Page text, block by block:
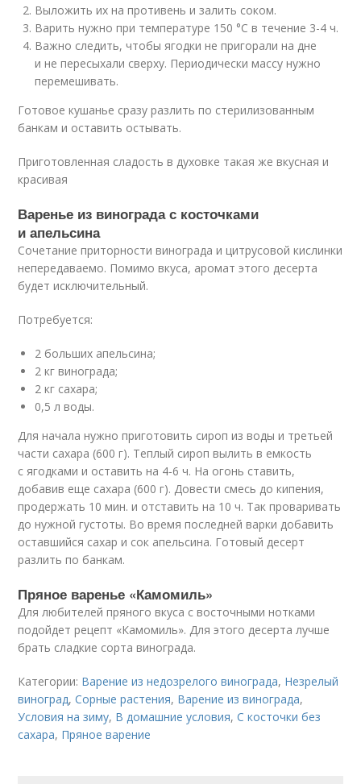
Выложить их на противень и залить соком.
Варить нужно при температуре 150 °С в течение 3-4 ч.
Важно следить, чтобы ягодки не пригорали на дне
и не пересыхали сверху. Периодически массу нужно
перемешивать.
Готовое кушанье сразу разлить по стерилизованным
банкам и оставить остывать.
Приготовленная сладость в духовке такая же вкусная и
красивая
Варенье из винограда с косточками
и апельсина
Сочетание приторности винограда и цитрусовой кислинки
непередаваемо. Помимо вкуса, аромат этого десерта
будет исключительный.
Потребуется:
2 больших апельсина;
2 кг винограда;
2 кг сахара;
0,5 л воды.
Для начала нужно приготовить сироп из воды и третьей
части сахара (600 г). Теплый сироп вылить в емкость
с ягодками и оставить на 4-6 ч. На огонь ставить,
добавив еще сахара (600 г). Довести смесь до кипения,
продержать 10 мин. и отставить на 10 ч. Так проваривать
до нужной густоты. Во время последней варки добавить
оставшийся сахар и сок апельсина. Готовый десерт
разлить по банкам.
Пряное варенье «Камомиль»
Для любителей пряного вкуса с восточными нотками
подойдет рецепт «Камомиль». Для этого десерта лучше
брать сладкие сорта винограда.
Категории: Варение из недозрелого винограда, Незрелый
виноград,Сорные растения, Варение из винограда,
Условия на зиму, В домашние условия,С косточки без
сахара, Пряное варение